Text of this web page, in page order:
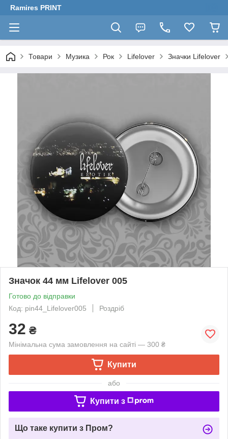
Ramires PRINT
Товари Музика Рок Lifelover Значки Lifelover
Значок 44 мм Lifelover 005
Готово до відправки
Код: pin44_Lifelover005
Роздріб
32 ₴
Мінімальна сума замовлення на сайті — 300 ₴
Купити
або
Купити з
Що таке купити з Пром?